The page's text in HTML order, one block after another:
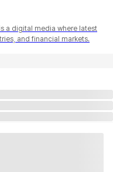
a digital media where latest
and financial markets.